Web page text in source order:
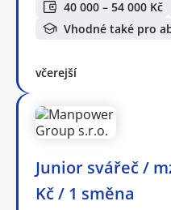
40 000 – 54 000 Kč
Vhodné také pro
včerejší
Junior svářeč /
Kč / 1 směna